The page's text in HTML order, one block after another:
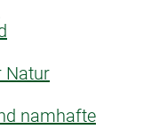
Natur
namhafte